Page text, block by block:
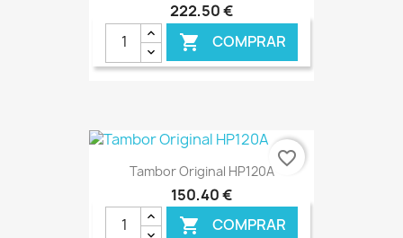
222,50 €
 COMPRAR
€ ONLINE
Tambor Original HP120A
150,40 €
 COMPRAR
favorite_border